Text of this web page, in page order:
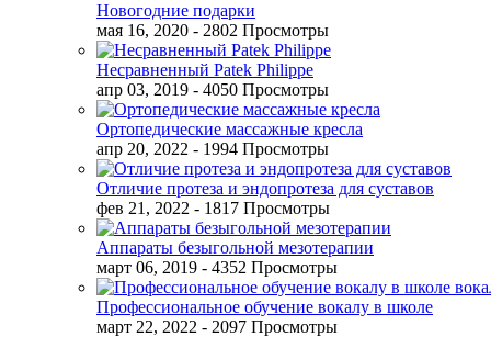
Новогодние подарки
мая 16, 2020 - 2802 Просмотры
Несравненный Patek Philippe
апр 03, 2019 - 4050 Просмотры
Ортопедические массажные кресла
апр 20, 2022 - 1994 Просмотры
Отличие протеза и эндопротеза для суставов
фев 21, 2022 - 1817 Просмотры
Аппараты безыгольной мезотерапии
март 06, 2019 - 4352 Просмотры
Профессиональное обучение вокалу в школе
март 22, 2022 - 2097 Просмотры